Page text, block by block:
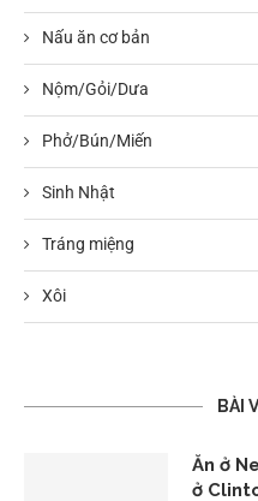
Nấu ăn cơ bản
Nộm/Gỏi/Dưa
Phở/Bún/Miến
Sinh Nhật
Tráng miệng
Xôi
BÀI
Ăn ở
ở